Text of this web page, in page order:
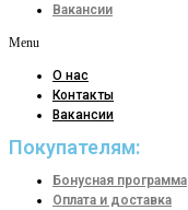
Вакансии
Menu
О нас
Контакты
Вакансии
Покупателям:
Бонусная программа
Оплата и доставка